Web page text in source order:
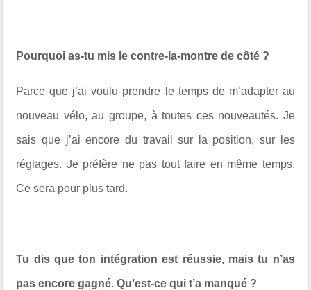
Pourquoi as-tu mis le contre-la-montre de côté ?
Parce que j’ai voulu prendre le temps de m’adapter au
nouveau vélo, au groupe, à toutes ces nouveautés. Je
sais que j’ai encore du travail sur la position, sur les
réglages. Je préfère ne pas tout faire en même temps.
Ce sera pour plus tard.
Tu dis que ton intégration est réussie, mais tu n’as
pas encore gagné. Qu’est-ce qui t’a manqué ?